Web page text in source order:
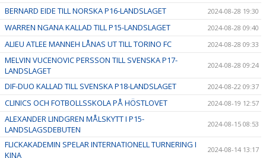
BERNARD EIDE TILL NORSKA P16-LANDSLAGET 2024-08-28 19:30
WARREN NGANA KALLAD TILL P15-LANDSLAGET 2024-08-28 09:40
ALIEU ATLEE MANNEH LÅNAS UT TILL TORINO FC 2024-08-28 09:33
MELVIN VUCENOVIC PERSSON TILL SVENSKA P17-
LANDSLAGET
2024-08-28 09:24
DIF-DUO KALLAD TILL SVENSKA P18-LANDSLAGET 2024-08-22 09:37
CLINICS OCH FOTBOLLSSKOLA PÅ HÖSTLOVET 2024-08-19 12:57
ALEXANDER LINDGREN MÅLSKYTT I P15-
LANDSLAGSDEBUTEN
2024-08-15 08:53
FLICKAKADEMIN SPELAR INTERNATIONELL TURNERING I
KINA
2024-08-14 13:17